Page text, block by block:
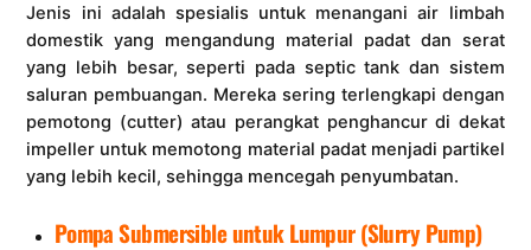
Jenis ini adalah spesialis untuk menangani air limbah
domestik yang mengandung material padat dan serat
yang lebih besar, seperti pada septic tank dan sistem
saluran pembuangan. Mereka sering terlengkapi dengan
pemotong (cutter) atau perangkat penghancur di dekat
impeller untuk memotong material padat menjadi partikel
yang lebih kecil, sehingga mencegah penyumbatan.
Pompa Submersible untuk Lumpur (Slurry Pump)